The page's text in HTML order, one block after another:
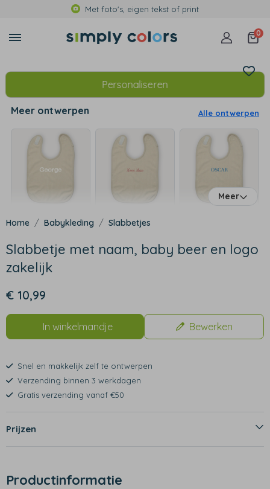
Met foto's, eigen tekst of print
0
Personaliseren
Meer ontwerpen Alle ontwerpen
Meer
Babykleding Slabbetjes
Slabbetje met naam, baby beer en logo
zakelijk
€ 10,99
In winkelmandje Bewerken
Snel en makkelijk zelf te ontwerpen
Verzending binnen 3 werkdagen
Gratis verzending vanaf €50
Prijzen
Productinformatie